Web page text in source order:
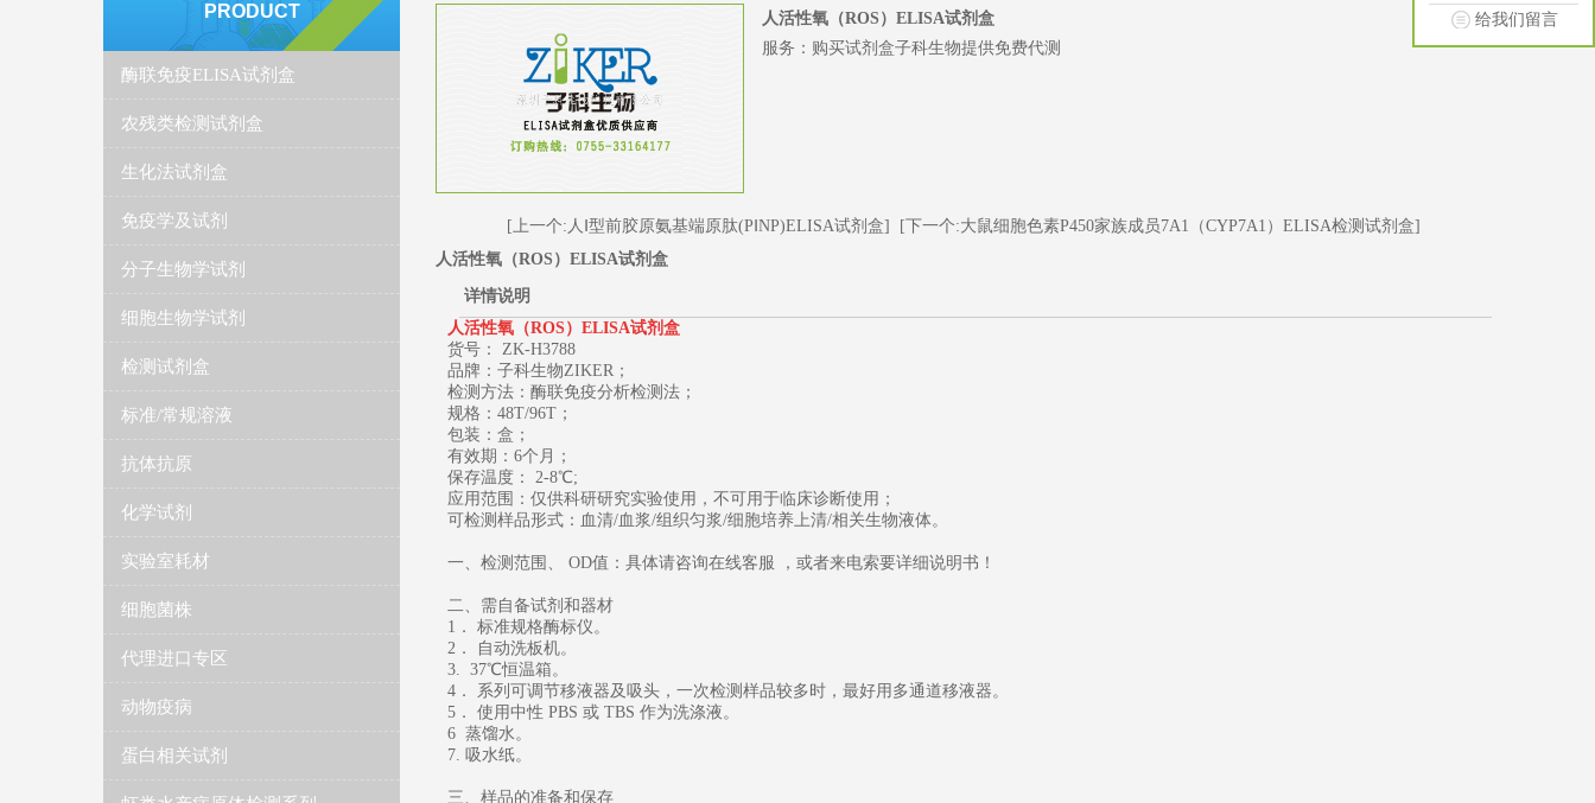
PRODUCT
酶联免疫ELISA试剂盒
农残类检测试剂盒
生化法试剂盒
免疫学及试剂
分子生物学试剂
细胞生物学试剂
检测试剂盒
标准/常规溶液
抗体抗原
化学试剂
实验室耗材
细胞菌株
代理进口专区
动物疫病
蛋白相关试剂
人活性氧（ROS）ELISA试剂盒
​服务：购买试剂盒子科生物提供免费代测
[上一个:人Ⅰ型前胶原氨基端原肽(PⅠNP)ELISA试剂盒]
[下一个:大鼠细胞色素P450家族成员7A1（CYP7A1）ELISA检测试剂盒]
人活性氧（ROS）ELISA试剂盒
详情说明
人活性氧（ROS）ELISA试剂盒
​货号： ZK-H3788
品牌：子科生物ZIKER；
检测方法：酶联免疫分析检测法；
规格：48T/96T；
包装：盒；
有效期：6个月；
保存温度： 2-8℃;
应用范围：仅供科研研究实验使用，不可用于临床诊断使用；
可检测样品形式：血清/血浆/组织匀浆/细胞培养上清/相关生物液体。
一、检测范围、 OD值：具体请咨询在线客服 ，或者来电索要详细说明书！
二、需自备试剂和器材
1． 标准规格酶标仪。
2． 自动洗板机。
3. 37℃恒温箱。
4． 系列可调节移液器及吸头，一次检测样品较多时，最好用多通道移液器。
5． 使用中性 PBS 或 TBS 作为洗涤液。
6 蒸馏水。
7. 吸水纸。
三、样品的准备和保存
给我们留言